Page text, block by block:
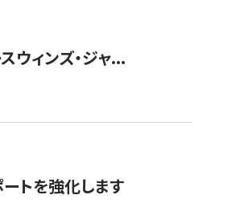
ウィンズ・ジャ...
トを強化します